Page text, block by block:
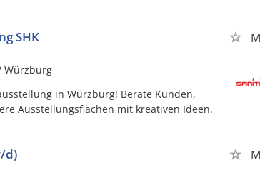
SHK
Würzburg
in Würzburg! Berate Kunden,
Ausstellungsflächen mit kreativen Ideen.
d)